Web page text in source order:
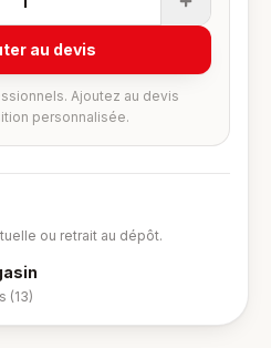
au devis
Ajoutez au devis
personnalisée.
ou retrait au dépôt.
(13)